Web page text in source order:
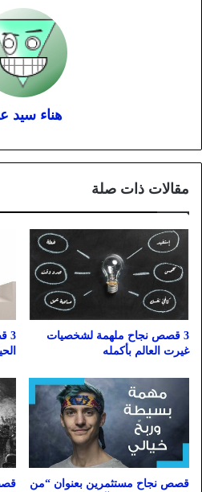
هناء سيد
مقالات ذات صلة
3 قصص نجاح ملهمة لشخصيات
غيرت العالم بأكمله
قصص نجاح مستثمرين بعنوان “من